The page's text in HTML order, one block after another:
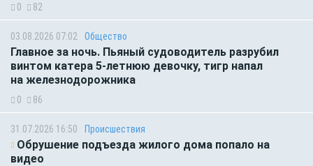
0 82
03.08.2026 07:02 Общество
Главное за ночь. Пьяный судоводитель разрубил
винтом катера 5-летнюю девочку, тигр напал
на железнодорожника
0 86
31.07.2026 16:50 Происшествия
Обрушение подъезда жилого дома попало на
видео